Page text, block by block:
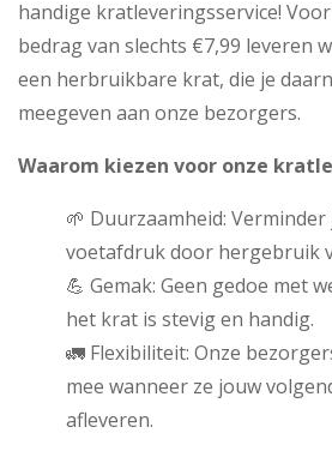
handige kratleveringsservice!
bedrag van slechts €7,99 leveren
een herbruikbare krat, die je
meegeven aan onze bezorgers.
Waarom kiezen voor onze
🌱 Duurzaamheid: Verminder
voetafdruk door hergebruik
💪 Gemak: Geen gedoe met
het krat is stevig en handig.
🚛 Flexibiliteit: Onze
mee wanneer ze jouw
afleveren.